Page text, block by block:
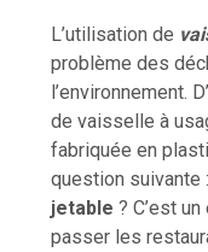
L’utilisation de
problème des
l’environnement.
de vaisselle à
fabriquée en
question suivante :
jetable ? C’est
passer les